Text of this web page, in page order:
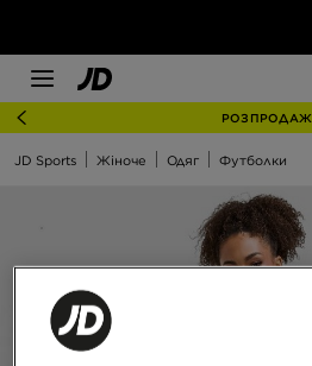
РОЗПРОДАЖ
JD Sports Жіноче Одяг Футболки